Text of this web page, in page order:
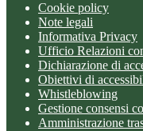
Cookie policy
Note legali
Informativa Privacy
Ufficio Relazioni
Dichiarazione di
Obiettivi di
Whistleblowing
Gestione consensi
Amministrazione